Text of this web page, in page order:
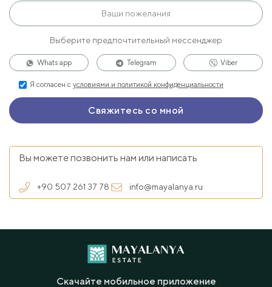
Выберите предпочтительный мессенджер
Whats app Telegram Viber
Я согласен с условиями и политикой конфиденциальности
Вы можете позвонить нам или написать
+90 507 261 37 78 info@mayalanya.ru
Скачайте мобильное приложение